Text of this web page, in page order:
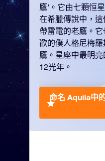
鷹’。它由七顆恒
在希臘傳說中，
帶雷電的老鷹。
歡的僕人格尼梅
鷹。星座中最明
12光年。
命名 Aquila中